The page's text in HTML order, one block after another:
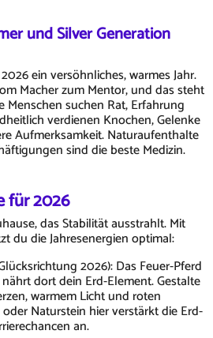
und Silver Generation
ein versöhnliches, warmes Jahr.
Macher zum Mentor, und das steht
Menschen suchen Rat, Erfahrung
verdienen Knochen, Gelenke
Aufmerksamkeit. Naturaufenthalte
sind die beste Medizin.
für 2026
das Stabilität ausstrahlt. Mit
du die Jahresenergien optimal:
2026): Das Feuer-Pferd
dort dein Erd-Element. Gestalte
warmem Licht und roten
Naturstein hier verstärkt die Erd-
an.